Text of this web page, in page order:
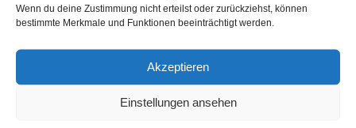
Wenn du deine Zustimmung nicht erteilst oder zurückziehst, können
bestimmte Merkmale und Funktionen beeinträchtigt werden.
Akzeptieren
Einstellungen ansehen